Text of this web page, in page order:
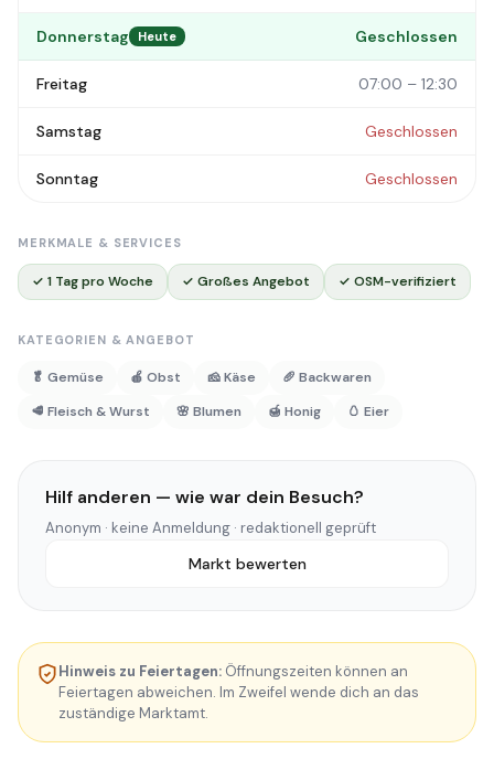
Donnerstag Heute Geschlossen
Freitag 07:00 – 12:30
Samstag Geschlossen
Sonntag Geschlossen
MERKMALE & SERVICES
✓ 1 Tag pro Woche ✓ Großes Angebot ✓ OSM-verifiziert
KATEGORIEN & ANGEBOT
🥬 Gemüse 🍎 Obst 🧀 Käse
🥖 Backwaren
🥩 Fleisch & Wurst
🌸 Blumen 🍯 Honig 🥚 Eier
Hilf anderen — wie war dein Besuch?
Anonym · keine Anmeldung · redaktionell geprüft
Markt bewerten
Hinweis zu Feiertagen: Öffnungszeiten können an
Feiertagen abweichen. Im Zweifel wende dich an das
zuständige Marktamt.